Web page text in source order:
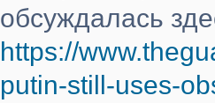
обсуждалась
https://
putin-still-uses-